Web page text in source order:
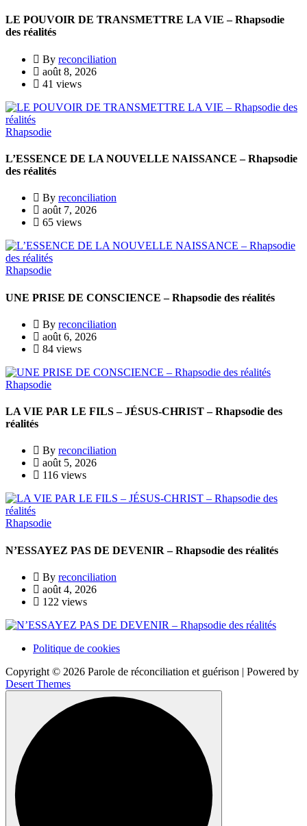
LE POUVOIR DE TRANSMETTRE LA VIE – Rhapsodie
des réalités
By reconciliation
août 8, 2026
41 views
Rhapsodie
L’ESSENCE DE LA NOUVELLE NAISSANCE – Rhapsodie
des réalités
By reconciliation
août 7, 2026
65 views
Rhapsodie
UNE PRISE DE CONSCIENCE – Rhapsodie des réalités
By reconciliation
août 6, 2026
84 views
Rhapsodie
LA VIE PAR LE FILS – JÉSUS-CHRIST – Rhapsodie des
réalités
By reconciliation
août 5, 2026
116 views
Rhapsodie
N’ESSAYEZ PAS DE DEVENIR – Rhapsodie des réalités
By reconciliation
août 4, 2026
122 views
Politique de cookies
Copyright © 2026 Parole de réconciliation et guérison | Powered by
Desert Themes